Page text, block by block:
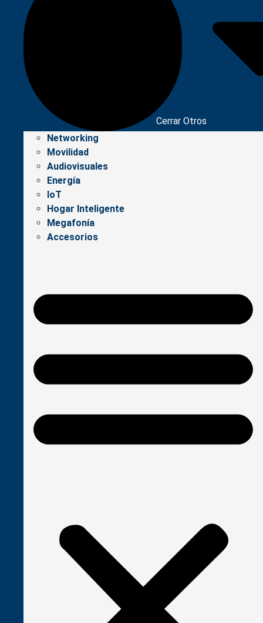
Cerrar Otros
Networking
Movilidad
Audiovisuales
Energía
IoT
Hogar Inteligente
Megafonía
Accesorios